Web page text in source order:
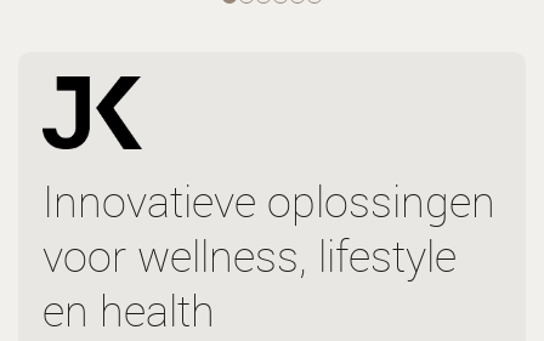
Innovatieve oplossingen
voor wellness, lifestyle
en health